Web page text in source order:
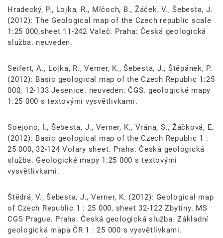
Hradecký, P., Lojka, R., Mlčoch, B., Žáček, V., Šebesta, J.
(2012): The Geological map of the Czech republic scale
1:25 000,sheet 11-242 Valeč. Praha: Česká geologická
služba. neuveden.
Seifert, A., Lojka, R., Verner, K., Šebesta, J., Štěpánek, P.
(2012): Basic geological map of the Czech Republic 1:25
000, 12-133 Jesenice. neuveden: ČGS. geologické mapy
1:25 000 s textovými vysvětlivkami.
Soejono, I., Šebesta, J., Verner, K., Vrána, S., Žáčková, E.
(2012): Basic geological map of the Czech Republic 1 :
25 000, 32-124 Volary sheet. Praha: Česká geologická
služba. Geologické mapy 1:25 000 s textovými
vysvětlivkami.
Štědrá, V., Šebesta, J., Verner, K. (2012): Geological map
of Czech Republic 1 : 25 000, sheet 32-122 Zbytiny. MS
CGS Prague. Praha: Česká geologická služba. Základní
geologická mapa ČR 1 : 25 000 s vysvětlivkami.